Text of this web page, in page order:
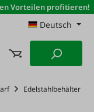
Vorteilen profitieren!
Deutsch
Edelstahlbehälter